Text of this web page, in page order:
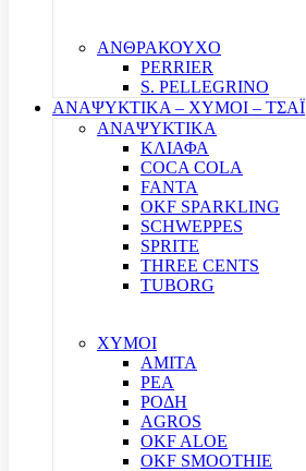
ΑΝΘΡΑΚΟΥΧΟ
PERRIER
S. PELLEGRINO
ΑΝΑΨΥΚΤΙΚΑ – ΧΥΜΟΙ – ΤΣΑΪ
ΑΝΑΨΥΚΤΙΚΑ
ΚΛΙΑΦΑ
COCA COLA
FANTA
OKF SPARKLING
SCHWEPPES
SPRITE
THREE CENTS
TUBORG
ΧΥΜΟΙ
ΑΜΙΤΑ
ΡΕΑ
ΡΟΔΗ
AGROS
OKF ALOE
OKF SMOOTHIE